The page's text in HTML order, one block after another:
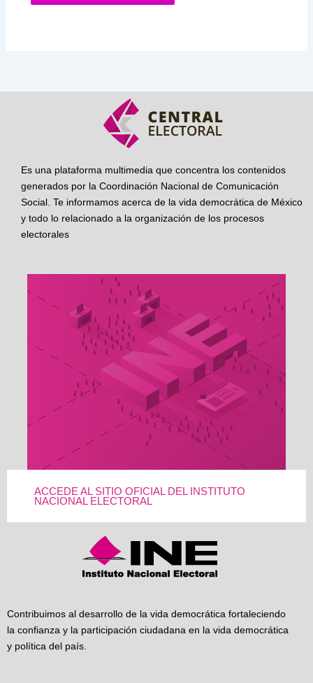
Es una plataforma multimedia que concentra los contenidos
generados por la Coordinación Nacional de Comunicación
Social. Te informamos acerca de la vida democrática de México
y todo lo relacionado a la organización de los procesos
electorales
ACCEDE AL SITIO OFICIAL DEL INSTITUTO
NACIONAL ELECTORAL
Contribuimos al desarrollo de la vida democrática fortaleciendo
la confianza y la participación ciudadana en la vida democrática
y política del país.